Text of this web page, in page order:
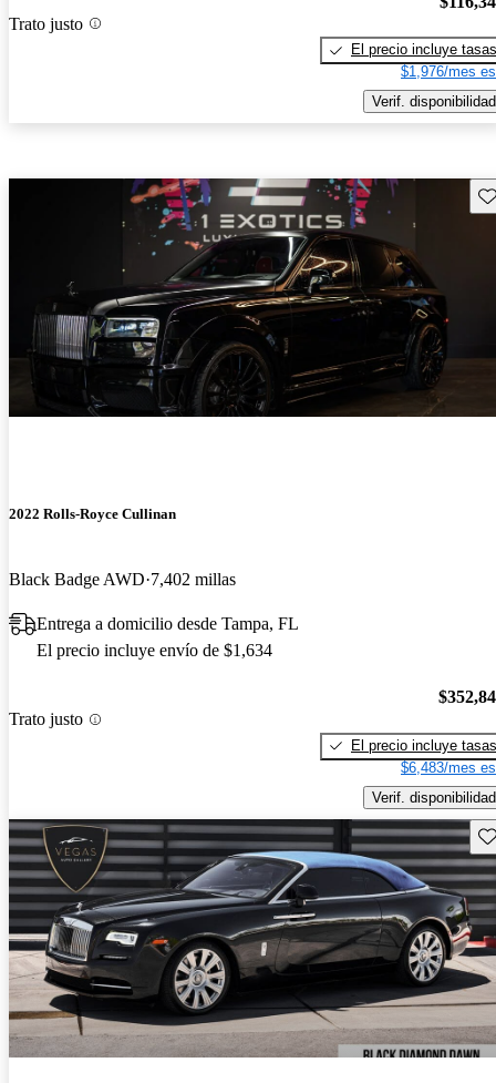
Trato justo
El precio incluye tasas
$1,976/mes
Verif. disponibilidad
2022 Rolls-Royce Cullinan
Black Badge AWD 7,402 millas
Entrega a domicilio desde Tampa, FL
El precio incluye envío de $1,634
Trato justo
El precio incluye tasas
$6,483/mes
Verif. disponibilidad